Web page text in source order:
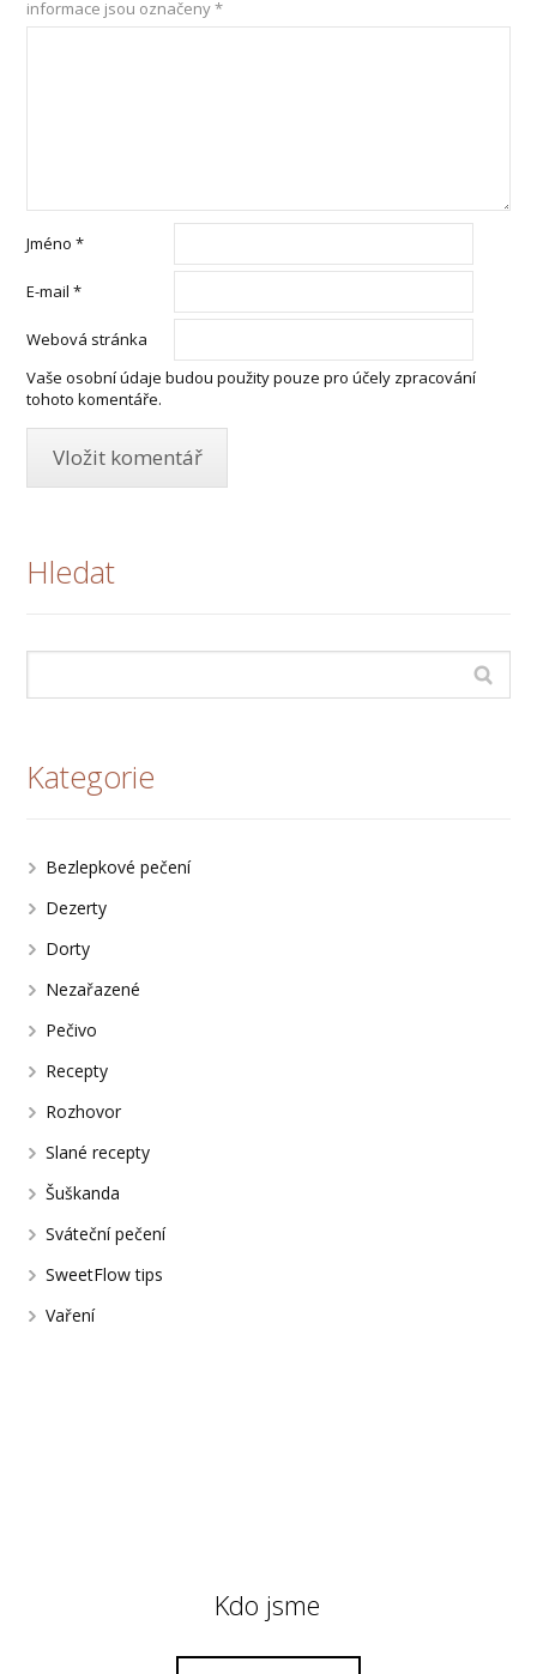
informace jsou označeny*
Jméno*
E-mail*
Webová stránka
Vaše osobní údaje budou použity pouze pro účely zpracování
tohoto komentáře.
Hledat
Kategorie
Bezlepkové pečení
Dezerty
Dorty
Nezařazené
Pečivo
Recepty
Rozhovor
Slané recepty
Šuškanda
Sváteční pečení
SweetFlow tips
Vaření
Kdo jsme